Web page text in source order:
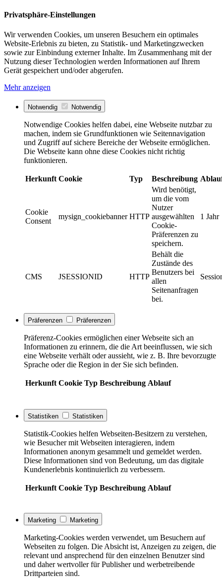
Privatsphäre-Einstellungen
Wir verwenden Cookies, um unseren Besuchern ein optimales
Website-Erlebnis zu bieten, zu Statistik- und Marketingzwecken
sowie zur Einbindung externer Inhalte. Im Zusammenhang mit der
Nutzung dieser Technologien werden Informationen auf Ihrem
Gerät gespeichert und/oder abgerufen.
Mehr anzeigen
Notwendig Notwendig
Notwendige Cookies helfen dabei, eine Webseite nutzbar zu
machen, indem sie Grundfunktionen wie Seitennavigation
und Zugriff auf sichere Bereiche der Webseite ermöglichen.
Die Webseite kann ohne diese Cookies nicht richtig
funktionieren.
Herkunft Cookie Typ Beschreibung
Cookie
Consent
mysign_cookiebanner HTTP
Wird benötigt,
um die vom
Nutzer
ausgewählten
Cookie-
Präferenzen zu
speichern.
1 Jahr
CMS JSESSIONID HTTP
Behält die
Zustände des
Benutzers bei
allen
Seitenanfragen
bei.
Präferenzen Präferenzen
Präferenz-Cookies ermöglichen einer Webseite sich an
Informationen zu erinnern, die die Art beeinflussen, wie sich
eine Webseite verhält oder aussieht, wie z. B. Ihre bevorzugte
Sprache oder die Region in der Sie sich befinden.
Herkunft Cookie Typ Beschreibung Ablauf
Statistiken Statistiken
Statistik-Cookies helfen Webseiten-Besitzern zu verstehen,
wie Besucher mit Webseiten interagieren, indem
Informationen anonym gesammelt und gemeldet werden.
Diese Informationen sind von Bedeutung, um das digitale
Kundenerlebnis kontinuierlich zu verbessern.
Herkunft Cookie Typ Beschreibung Ablauf
Marketing Marketing
Marketing-Cookies werden verwendet, um Besuchern auf
Webseiten zu folgen. Die Absicht ist, Anzeigen zu zeigen, die
relevant und ansprechend für den einzelnen Benutzer sind
und daher wertvoller für Publisher und werbetreibende
Drittparteien sind.